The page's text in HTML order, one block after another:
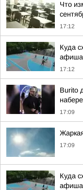
Что
17:12
Куда
афиша
17:12
Burito
17:09
17:09
Куда
афиша